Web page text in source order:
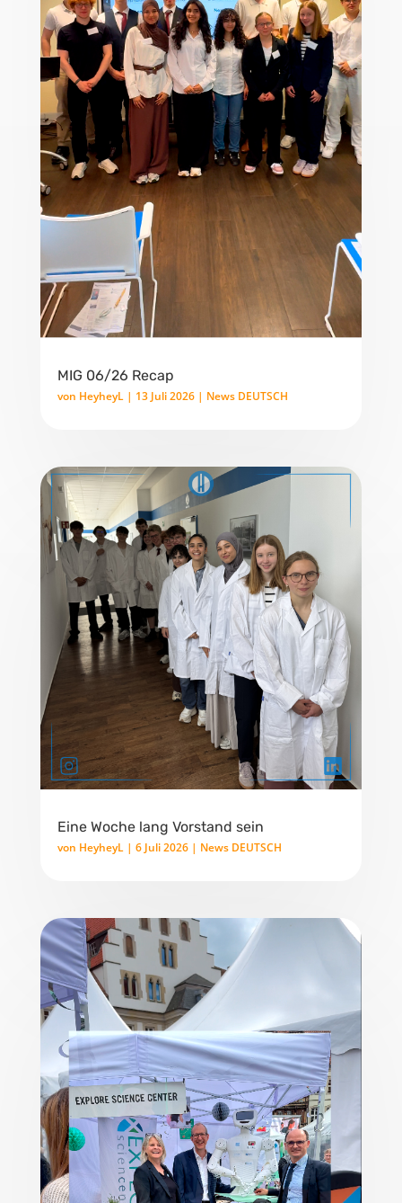
MIG 06/26 Recap
von HeyheyL| 13 Juli 2026| News DEUTSCH
Eine Woche lang Vorstand sein
von HeyheyL| 6 Juli 2026| News DEUTSCH